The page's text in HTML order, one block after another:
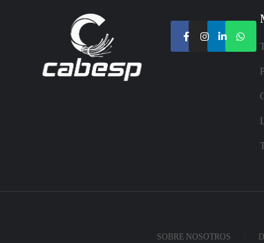
SOBRE NOSOTROS